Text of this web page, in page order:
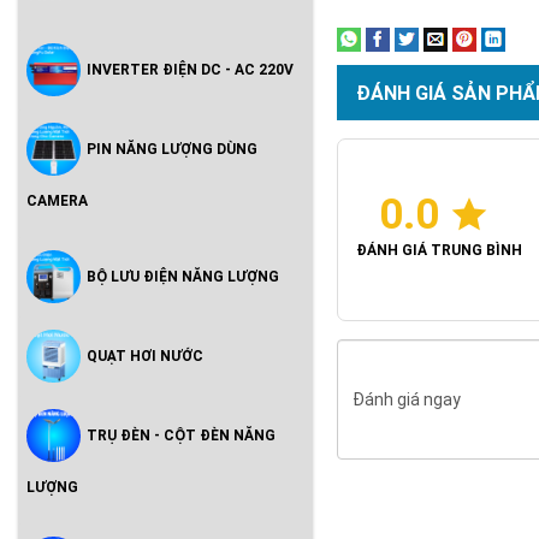
Vườn Cao Cấp Chính Hãng
INVERTER ĐIỆN DC - AC 220V
PIN NĂNG LƯỢNG DÙNG
CAMERA
BỘ LƯU ĐIỆN NĂNG LƯỢNG
QUẠT HƠI NƯỚC
TRỤ ĐÈN - CỘT ĐÈN NĂNG
LƯỢNG
ĐÁNH GIÁ SẢN
0.0
ĐÁNH GIÁ TRUNG BÌNH
Đánh giá ngay